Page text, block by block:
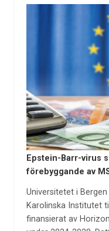
Epstein-Barr-virus
förebyggande av
Universitetet i
Karolinska Institutet
finansierat av